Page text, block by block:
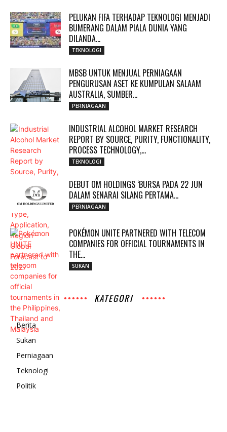
PELUKAN FIFA TERHADAP TEKNOLOGI MENJADI
BUMERANG DALAM PIALA DUNIA YANG
DILANDA...
TEKNOLOGI
MBSB UNTUK MENJUAL PERNIAGAAN
PENGURUSAN ASET KE KUMPULAN SALAAM
AUSTRALIA, SUMBER...
PERNIAGAAN
INDUSTRIAL ALCOHOL MARKET RESEARCH
REPORT BY SOURCE, PURITY, FUNCTIONALITY,
PROCESS TECHNOLOGY,...
TEKNOLOGI
DEBUT OM HOLDINGS ‘BURSA PADA 22 JUN
DALAM SENARAI SILANG PERTAMA...
PERNIAGAAN
POKÉMON UNITE PARTNERED WITH TELECOM
COMPANIES FOR OFFICIAL TOURNAMENTS IN
THE...
SUKAN
KATEGORI
Berita
Sukan
Perniagaan
Teknologi
Politik